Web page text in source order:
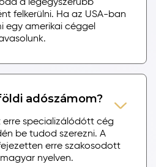
a legegyszerűbb
felkerülni. Ha az USA-ban
egy amerikai céggel
adószámom?
specializálódótt cég
be tudod szerezni. A
erre szakosodott
nyelven.